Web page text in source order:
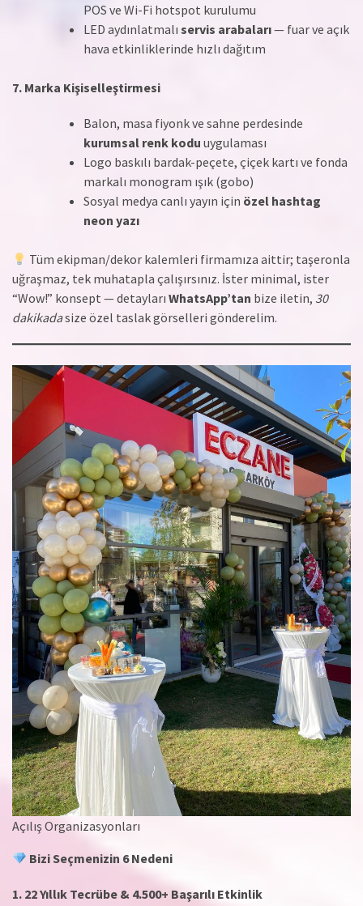
POS ve Wi-Fi hotspot kurulumu
LED aydınlatmalı servis arabaları— fuar ve açık
hava etkinliklerinde hızlı dağıtım
7. Marka Kişiselleştirmesi
Balon, masa fiyonk ve sahne perdesinde
kurumsal renk kodu uygulaması
Logo baskılı bardak-peçete, çiçek kartı ve fonda
markalı monogram ışık (gobo)
Sosyal medya canlı yayın için özel hashtag
neon yazı
Tüm ekipman/dekor kalemleri firmamıza aittir; taşeronla
uğraşmaz, tek muhatapla çalışırsınız. İster minimal, ister
“Wow!” konsept — detayları WhatsApp’tan bize iletin, 30
dakikadasize özel taslak görselleri gönderelim.
Açılış Organizasyonları
Bizi Seçmenizin 6 Nedeni
1. 22 Yıllık Tecrübe & 4.500+ Başarılı Etkinlik